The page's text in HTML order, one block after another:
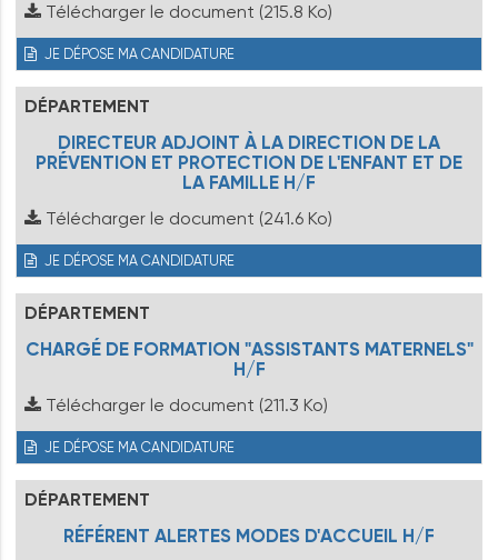
Télécharger le document (215.8 Ko)
JE DÉPOSE MA CANDIDATURE
DÉPARTEMENT
DIRECTEUR ADJOINT À LA DIRECTION DE LA
PRÉVENTION ET PROTECTION DE L'ENFANT ET DE
LA FAMILLE H/F
Télécharger le document (241.6 Ko)
JE DÉPOSE MA CANDIDATURE
DÉPARTEMENT
CHARGÉ DE FORMATION "ASSISTANTS MATERNELS"
H/F
Télécharger le document (211.3 Ko)
JE DÉPOSE MA CANDIDATURE
DÉPARTEMENT
RÉFÉRENT ALERTES MODES D'ACCUEIL H/F